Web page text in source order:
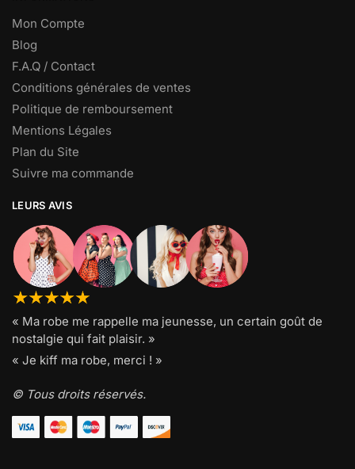
Mon Compte
Blog
F.A.Q / Contact
Conditions générales de ventes
Politique de remboursement
Mentions Légales
Plan du Site
Suivre ma commande
LEURS AVIS
« Ma robe me rappelle ma jeunesse, un certain goût de
nostalgie qui fait plaisir. »
« Je kiff ma robe, merci ! »
© Tous droits réservés.